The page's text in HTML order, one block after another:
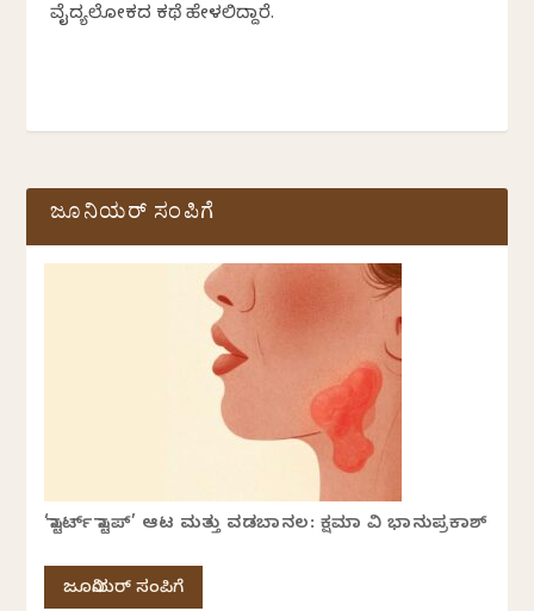
ವೈದ್ಯಲೋಕದ ಕಥೆ ಹೇಳಲಿದ್ದಾರೆ.
ಜೂನಿಯರ್ ಸಂಪಿಗೆ
‘ಸ್ಟಾರ್ಟ್ ಸ್ಟಾಪ್’ ಆಟ ಮತ್ತು ವಡಬಾನಲ: ಕ್ಷಮಾ ವಿ ಭಾನುಪ್ರಕಾಶ್
ಜೂನಿಯರ್ ಸಂಪಿಗೆ